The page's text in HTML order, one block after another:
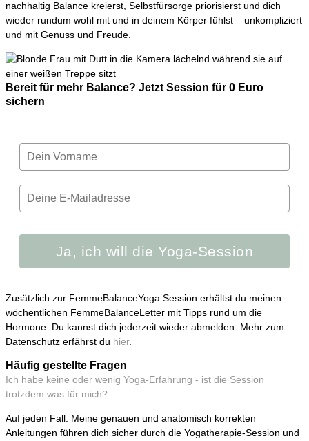
nachhaltig Balance kreierst, Selbstfürsorge priorisierst und dich
wieder rundum wohl mit und in deinem Körper fühlst – unkompliziert
und mit Genuss und Freude.
Bereit für mehr Balance? Jetzt Session für 0 Euro
sichern
Ja, ich will die Yoga-Session
Zusätzlich zur FemmeBalanceYoga Session erhältst du meinen
wöchentlichen FemmeBalanceLetter mit Tipps rund um die
Hormone. Du kannst dich jederzeit wieder abmelden. Mehr zum
Datenschutz erfährst du hier.
Häufig gestellte Fragen
Ich habe keine oder wenig Yoga-Erfahrung - ist die Session
trotzdem was für mich?
Auf jeden Fall. Meine genauen und anatomisch korrekten
Anleitungen führen dich sicher durch die Yogatherapie-Session und